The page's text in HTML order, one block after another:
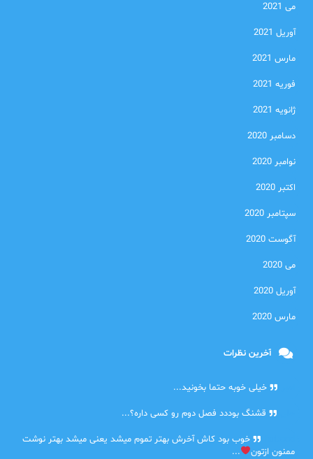
می 2021
آوریل 2021
مارس 2021
فوریه 2021
ژانویه 2021
دسامبر 2020
نوامبر 2020
اکتبر 2020
سپتامبر 2020
آگوست 2020
می 2020
آوریل 2020
مارس 2020
آخرین نظرات
خیلی خوبه حتما بخونید...
قشنگ بوددد فصل دوم رو کسی داره؟...
خوب بود کاش آخرش بهتر تموم میشد یعنی میشد بهتر نوشت
ممنون ازتون
...